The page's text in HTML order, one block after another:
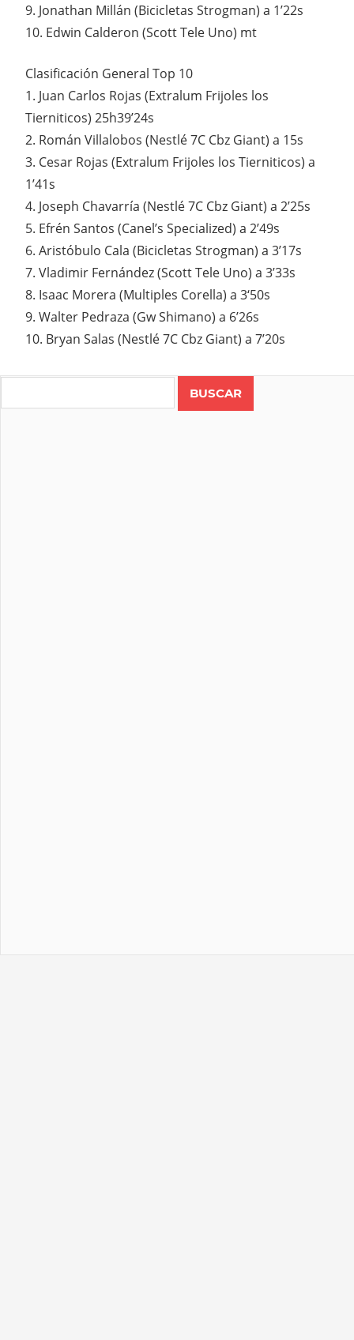
9. Jonathan Millán (Bicicletas Strogman) a 1’22s
10. Edwin Calderon (Scott Tele Uno) mt
Clasificación General Top 10
1. Juan Carlos Rojas (Extralum Frijoles los
Tierniticos) 25h39’24s
2. Román Villalobos (Nestlé 7C Cbz Giant) a 15s
3. Cesar Rojas (Extralum Frijoles los Tierniticos) a
1’41s
4. Joseph Chavarría (Nestlé 7C Cbz Giant) a 2’25s
5. Efrén Santos (Canel’s Specialized) a 2’49s
6. Aristóbulo Cala (Bicicletas Strogman) a 3’17s
7. Vladimir Fernández (Scott Tele Uno) a 3’33s
8. Isaac Morera (Multiples Corella) a 3‘50s
9. Walter Pedraza (Gw Shimano) a 6’26s
10. Bryan Salas (Nestlé 7C Cbz Giant) a 7’20s